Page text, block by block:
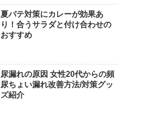
夏バテ対策にカレーが効果あ
り！合うサラダと付け合わせの
おすすめ
尿漏れの原因 女性20代からの頻
尿ちょい漏れ改善方法/対策グッ
ズ紹介